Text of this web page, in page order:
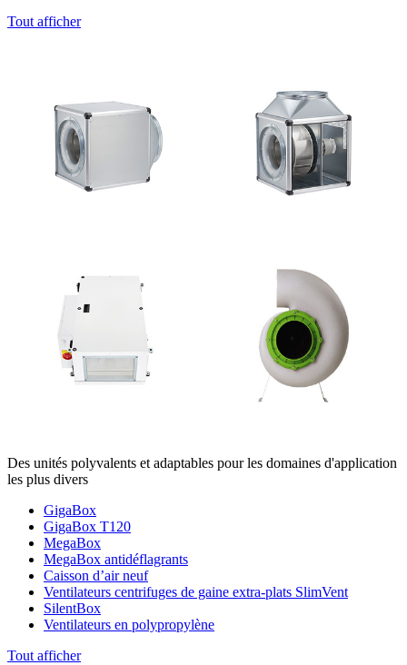
Tout afficher
Des unités polyvalents et adaptables pour les domaines d'application
les plus divers
GigaBox
GigaBox T120
MegaBox
MegaBox antidéflagrants
Caisson d’air neuf
Ventilateurs centrifuges de gaine extra-plats SlimVent
SilentBox
Ventilateurs en polypropylène
Tout afficher